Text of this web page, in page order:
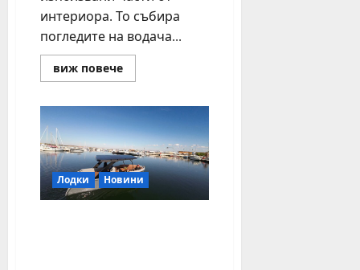
интериора. То събира
погледите на водача...
виж повечеRead
more
предпазим
таблото
на
колата
си
като
ново
дълги
Лодки Новини